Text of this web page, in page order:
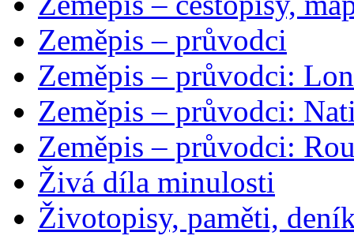
Zeměpis – průvodci
Zeměpis – průvodci:
Zeměpis – průvodci:
Zeměpis – průvodci:
Živá díla minulosti
Životopisy, paměti,